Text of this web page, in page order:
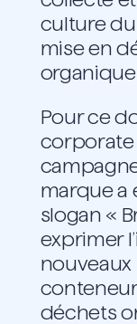
culture
mise en
Pour ce
corporate
marque a
slogan «
exprimer
déchets